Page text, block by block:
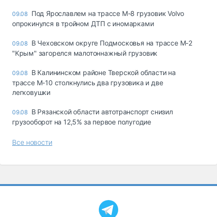
09.08 Под Ярославлем на трассе М-8 грузовик Volvo
опрокинулся в тройном ДТП с иномарками
09.08 В Чеховском округе Подмосковья на трассе М-2
"Крым" загорелся малотоннажный грузовик
09.08 В Калининском районе Тверской области на
трассе М-10 столкнулись два грузовика и две
легковушки
09.08 В Рязанской области автотранспорт снизил
грузооборот на 12,5% за первое полугодие
Все новости